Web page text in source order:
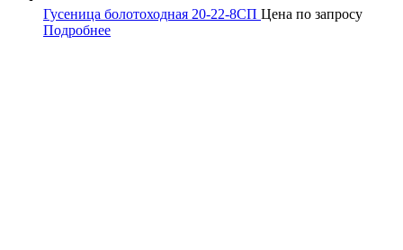
Гусеница болотоходная 20-22-8СП Цена по запросу
Подробнее